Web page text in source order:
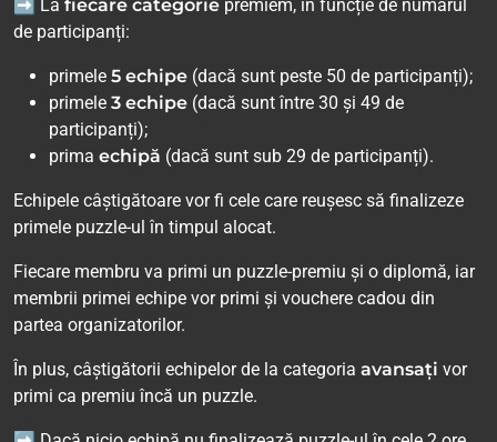
➡ La fiecare categorie premiem, în funcție de numărul
de participanți:
primele 5 echipe (dacă sunt peste 50 de participanți);
primele 3 echipe (dacă sunt între 30 și 49 de
participanți);
prima echipă (dacă sunt sub 29 de participanți).
Echipele câștigătoare vor fi cele care reușesc să finalizeze
primele puzzle-ul în timpul alocat.
Fiecare membru va primi un puzzle-premiu și o diplomă, iar
membrii primei echipe vor primi și vouchere cadou din
partea organizatorilor.
În plus, câștigătorii echipelor de la categoria avansați vor
primi ca premiu încă un puzzle.